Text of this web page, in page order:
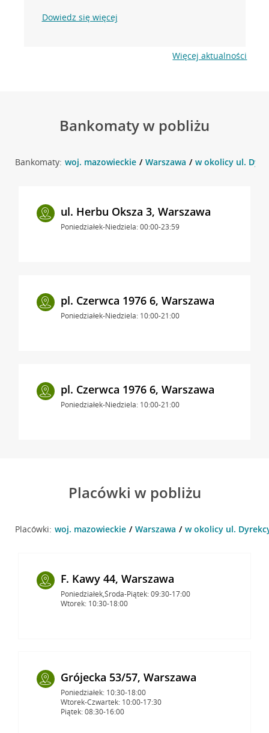
Dowiedz się więcej
Więcej aktualności
Bankomaty w pobliżu
Bankomaty: woj. mazowieckie Warszawa w okolicy ul.
ul. Herbu Oksza 3, Warszawa
Poniedziałek-Niedziela: 00:00-23:59
pl. Czerwca 1976 6, Warszawa
Poniedziałek-Niedziela: 10:00-21:00
pl. Czerwca 1976 6, Warszawa
Poniedziałek-Niedziela: 10:00-21:00
Placówki w pobliżu
Placówki: woj. mazowieckie Warszawa w okolicy ul.
F. Kawy 44, Warszawa
Poniedziałek,Środa-Piątek: 09:30-17:00
Wtorek: 10:30-18:00
Grójecka 53/57, Warszawa
Poniedziałek: 10:30-18:00
Wtorek-Czwartek: 10:00-17:30
Piątek: 08:30-16:00